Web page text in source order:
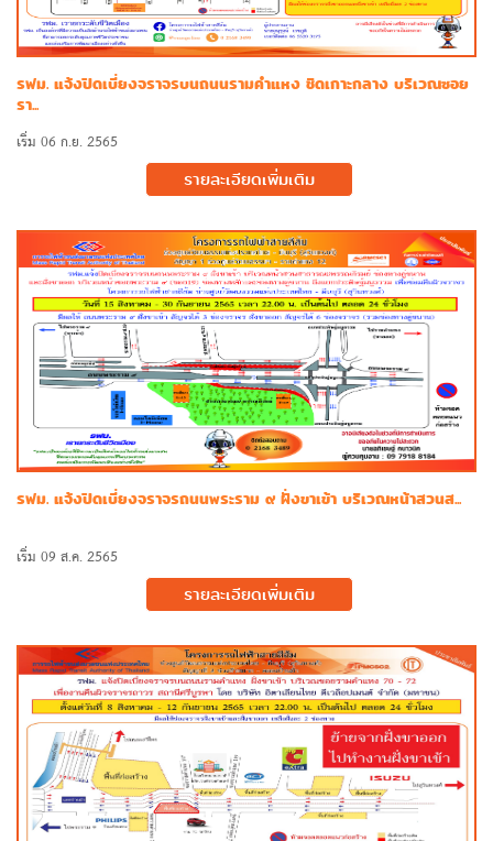
รฟม. แจ้งปิดเบี่ยงจราจรบนถนนรามคำแหง ชิดเกาะกลาง บริเวณซอย
รา...
เริ่ม 06 ก.ย. 2565
รายละเอียดเพิ่มเติม
รฟม. แจ้งปิดเบี่ยงจราจรถนนพระราม ๙ ฝั่งขาเข้า บริเวณหน้าสวนส...
เริ่ม 09 ส.ค. 2565
รายละเอียดเพิ่มเติม